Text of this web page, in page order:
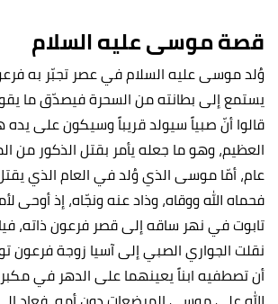
قصة موسى عليه السلام
وُلد موسى عليه السلام في عصر تجبّر به
يستمع إلى بطانته من السحرة فيصدّق ما
قالوا أنّ صبياً سيولد قريباً وسيكون على يده
العظيم، وهو ما جعله يأمر بقتل الذكور من
عام، أمّا موسى الذي وُلد في العام الذي
فحماه الله ووقاه، وذاد عنه ونجّاه، إذ
تابوت في نهر ساقه إلى قصر فرعون ذاته،
نقلت الجواري الصبي إلى آسيا زوجة فرعون
أن تصطفيه ابناً يعينهما على الدهر في